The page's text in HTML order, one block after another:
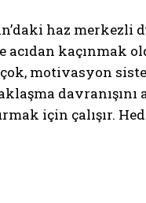
haz merkezli
kaçınmak
motivasyon
için çalışır.